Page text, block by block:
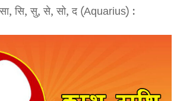
सा, सि, सु, से, सो, द (Aquarius) :